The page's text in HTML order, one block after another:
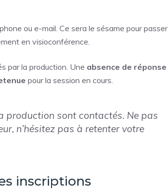
ou e-mail. Ce sera le sésame pour passer
en visioconférence.
par la production. Une absence de réponse
pour la session en cours.
production sont contactés. Ne pas
n’hésitez pas à retenter votre
inscriptions